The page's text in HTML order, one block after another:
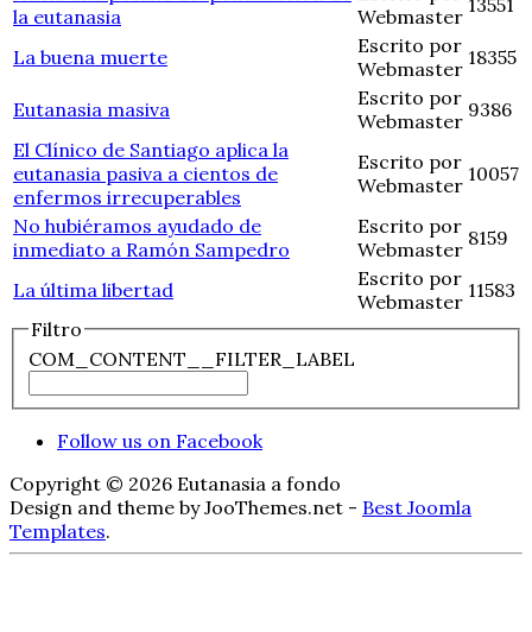
la eutanasia
Webmaster
La buena muerte
Escrito por
Webmaster 18355
Eutanasia masiva
Escrito por
Webmaster 9386
El Clínico de Santiago aplica la
eutanasia pasiva a cientos de
enfermos irrecuperables
Escrito por
Webmaster 10057
No hubiéramos ayudado de
inmediato a Ramón Sampedro
Escrito por
Webmaster 8159
La última libertad
Escrito por
Webmaster 11583
Filtro
COM_CONTENT__FILTER_LABEL
Follow us on Facebook
Copyright © 2026 Eutanasia a fondo
Design and theme by JooThemes.net - Best Joomla
Templates.